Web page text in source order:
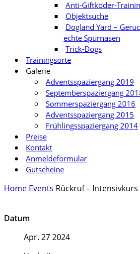
Anti-Giftköder-
Objektsuche
Dogland Yard –
echte Spürnasen
Trick-Dogs
Trainingsorte
Galerie
Adventsspaziergang 2019
Septemberspaziergang
Sommerspaziergang 2016
Adventsspaziergang 2015
Frühlingsspaziergang 2014
Preise
Kontakt
Anmeldeformular
Gutscheine
Home Events Rückruf – Intensivkurs
Datum
Apr. 27 2024